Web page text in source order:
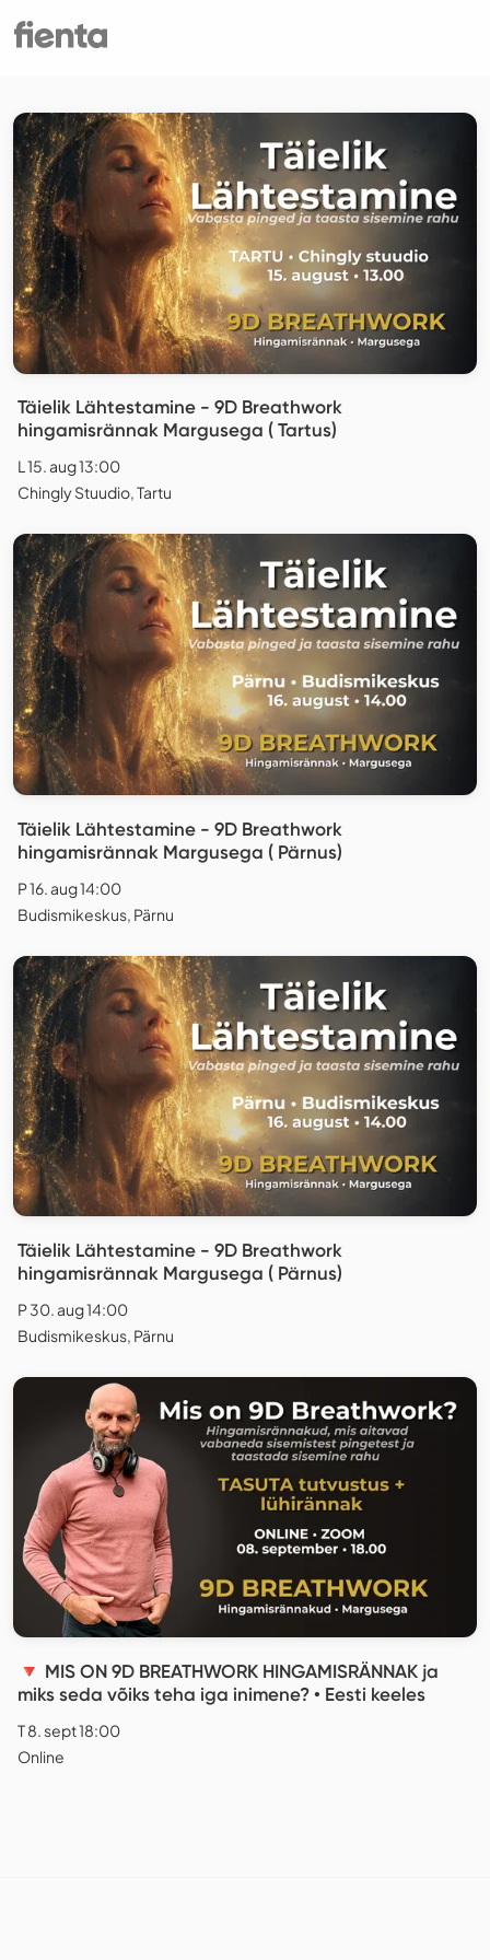
Täielik Lähtestamine - 9D Breathwork
hingamisrännak Margusega ( Tartus)
L 15. aug 13:00
Chingly Stuudio, Tartu
Täielik Lähtestamine - 9D Breathwork
hingamisrännak Margusega ( Pärnus)
P 16. aug 14:00
Budismikeskus, Pärnu
Täielik Lähtestamine - 9D Breathwork
hingamisrännak Margusega ( Pärnus)
P 30. aug 14:00
Budismikeskus, Pärnu
🔻 MIS ON 9D BREATHWORK HINGAMISRÄNNAK ja
miks seda võiks teha iga inimene? • Eesti keeles
T 8. sept 18:00
Online